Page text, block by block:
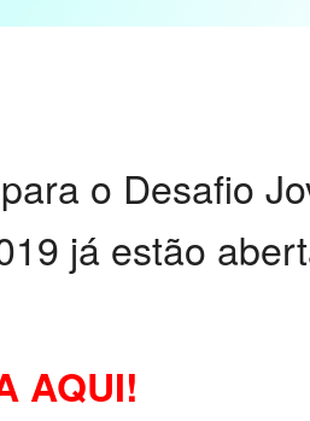
o Desafio
já estão
AQUI!